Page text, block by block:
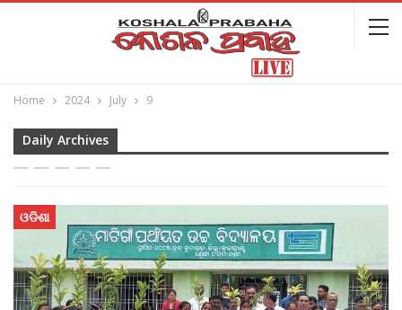
Home 2024 July 9
Daily Archives
ଓଡିଶା